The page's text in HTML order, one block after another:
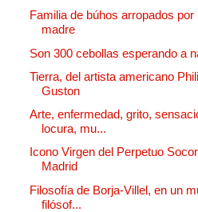
Familia de búhos arropados por
madre
Son 300 cebollas esperando a
Tierra, del artista americano
Guston
Arte, enfermedad, grito,
locura, mu...
Icono Virgen del Perpetuo
Madrid
Filosofía de Borja-Villel, en un
filósof...